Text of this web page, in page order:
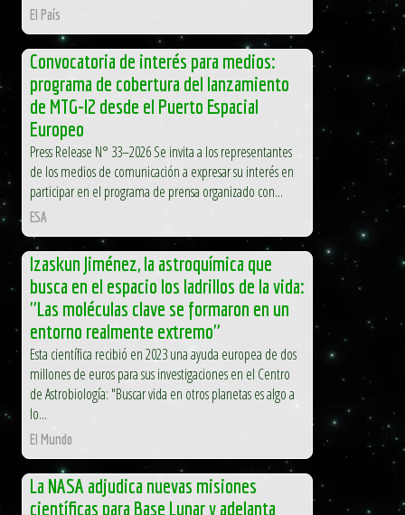
El País
Convocatoria de interés para medios:
programa de cobertura del lanzamiento
de MTG-I2 desde el Puerto Espacial
Europeo
Press Release N° 33–2026 Se invita a los representantes
de los medios de comunicación a expresar su interés en
participar en el programa de prensa organizado con...
ESA
Izaskun Jiménez, la astroquímica que
busca en el espacio los ladrillos de la vida:
"Las moléculas clave se formaron en un
entorno realmente extremo"
Esta científica recibió en 2023 una ayuda europea de dos
millones de euros para sus investigaciones en el Centro
de Astrobiología: "Buscar vida en otros planetas es algo a
lo...
El Mundo
La NASA adjudica nuevas misiones
científicas para Base Lunar y adelanta